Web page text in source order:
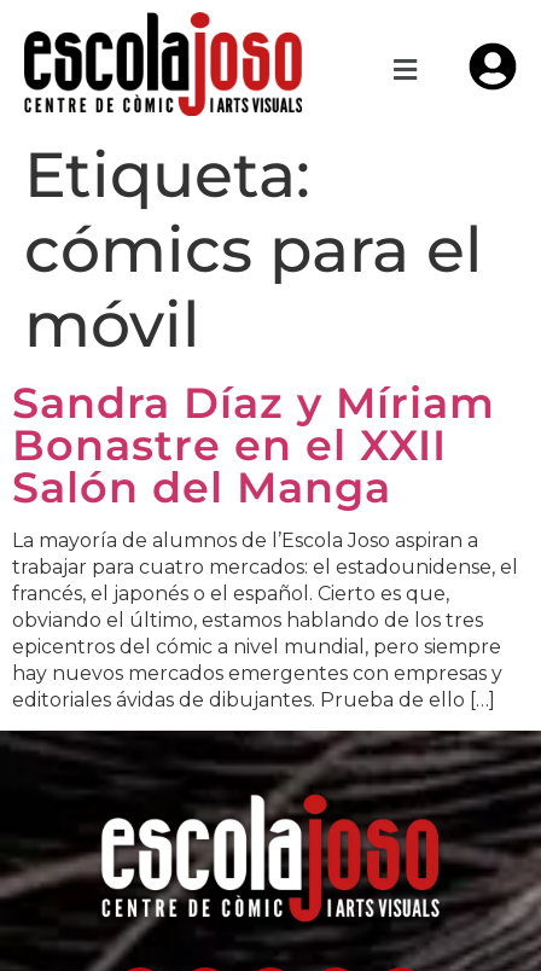
Etiqueta:
cómics para el
móvil
Sandra Díaz y Míriam
Bonastre en el XXII
Salón del Manga
La mayoría de alumnos de l’Escola Joso aspiran a
trabajar para cuatro mercados: el estadounidense, el
francés, el japonés o el español. Cierto es que,
obviando el último, estamos hablando de los tres
epicentros del cómic a nivel mundial, pero siempre
hay nuevos mercados emergentes con empresas y
editoriales ávidas de dibujantes. Prueba de ello […]